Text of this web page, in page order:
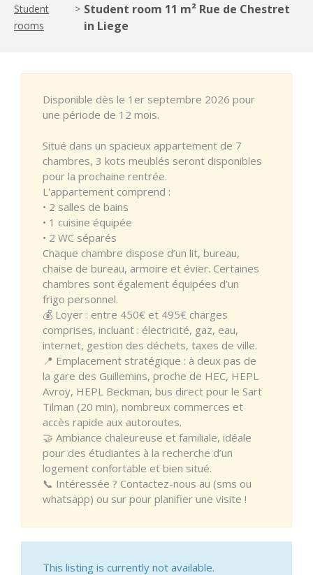
Student
rooms
> Student room 11 m² Rue de Chestret
in Liege
Disponible dès le 1er septembre 2026 pour
une période de 12 mois.
Situé dans un spacieux appartement de 7
chambres, 3 kots meublés seront disponibles
pour la prochaine rentrée.
L'appartement comprend :
• 2 salles de bains
• 1 cuisine équipée
• 2 WC séparés
Chaque chambre dispose d’un lit, bureau,
chaise de bureau, armoire et évier. Certaines
chambres sont également équipées d’un
frigo personnel.
💰 Loyer : entre 450€ et 495€ charges
comprises, incluant : électricité, gaz, eau,
internet, gestion des déchets, taxes de ville.
📍 Emplacement stratégique : à deux pas de
la gare des Guillemins, proche de HEC, HEPL
Avroy, HEPL Beckman, bus direct pour le Sart
Tilman (20 min), nombreux commerces et
accès rapide aux autoroutes.
🤝 Ambiance chaleureuse et familiale, idéale
pour des étudiantes à la recherche d’un
logement confortable et bien situé.
📞 Intéressée ? Contactez-nous au (sms ou
whatsapp) ou sur pour planifier une visite !
This listing is currently not available.